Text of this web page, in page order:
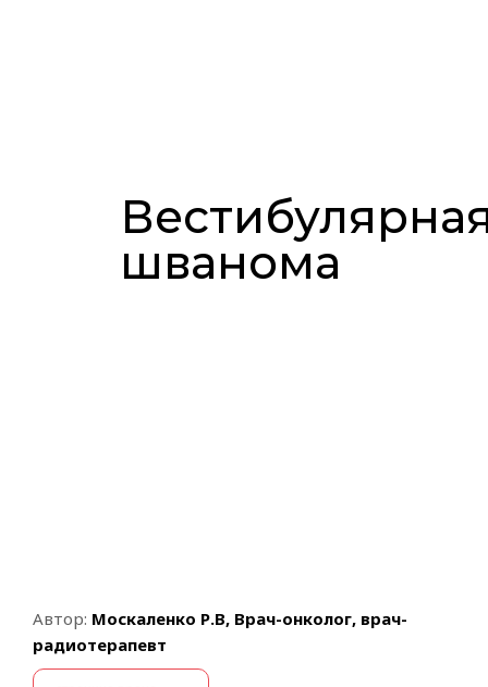
шванома
Автор: Москаленко Р.В, Врач-онколог, врач-
радиотерапевт